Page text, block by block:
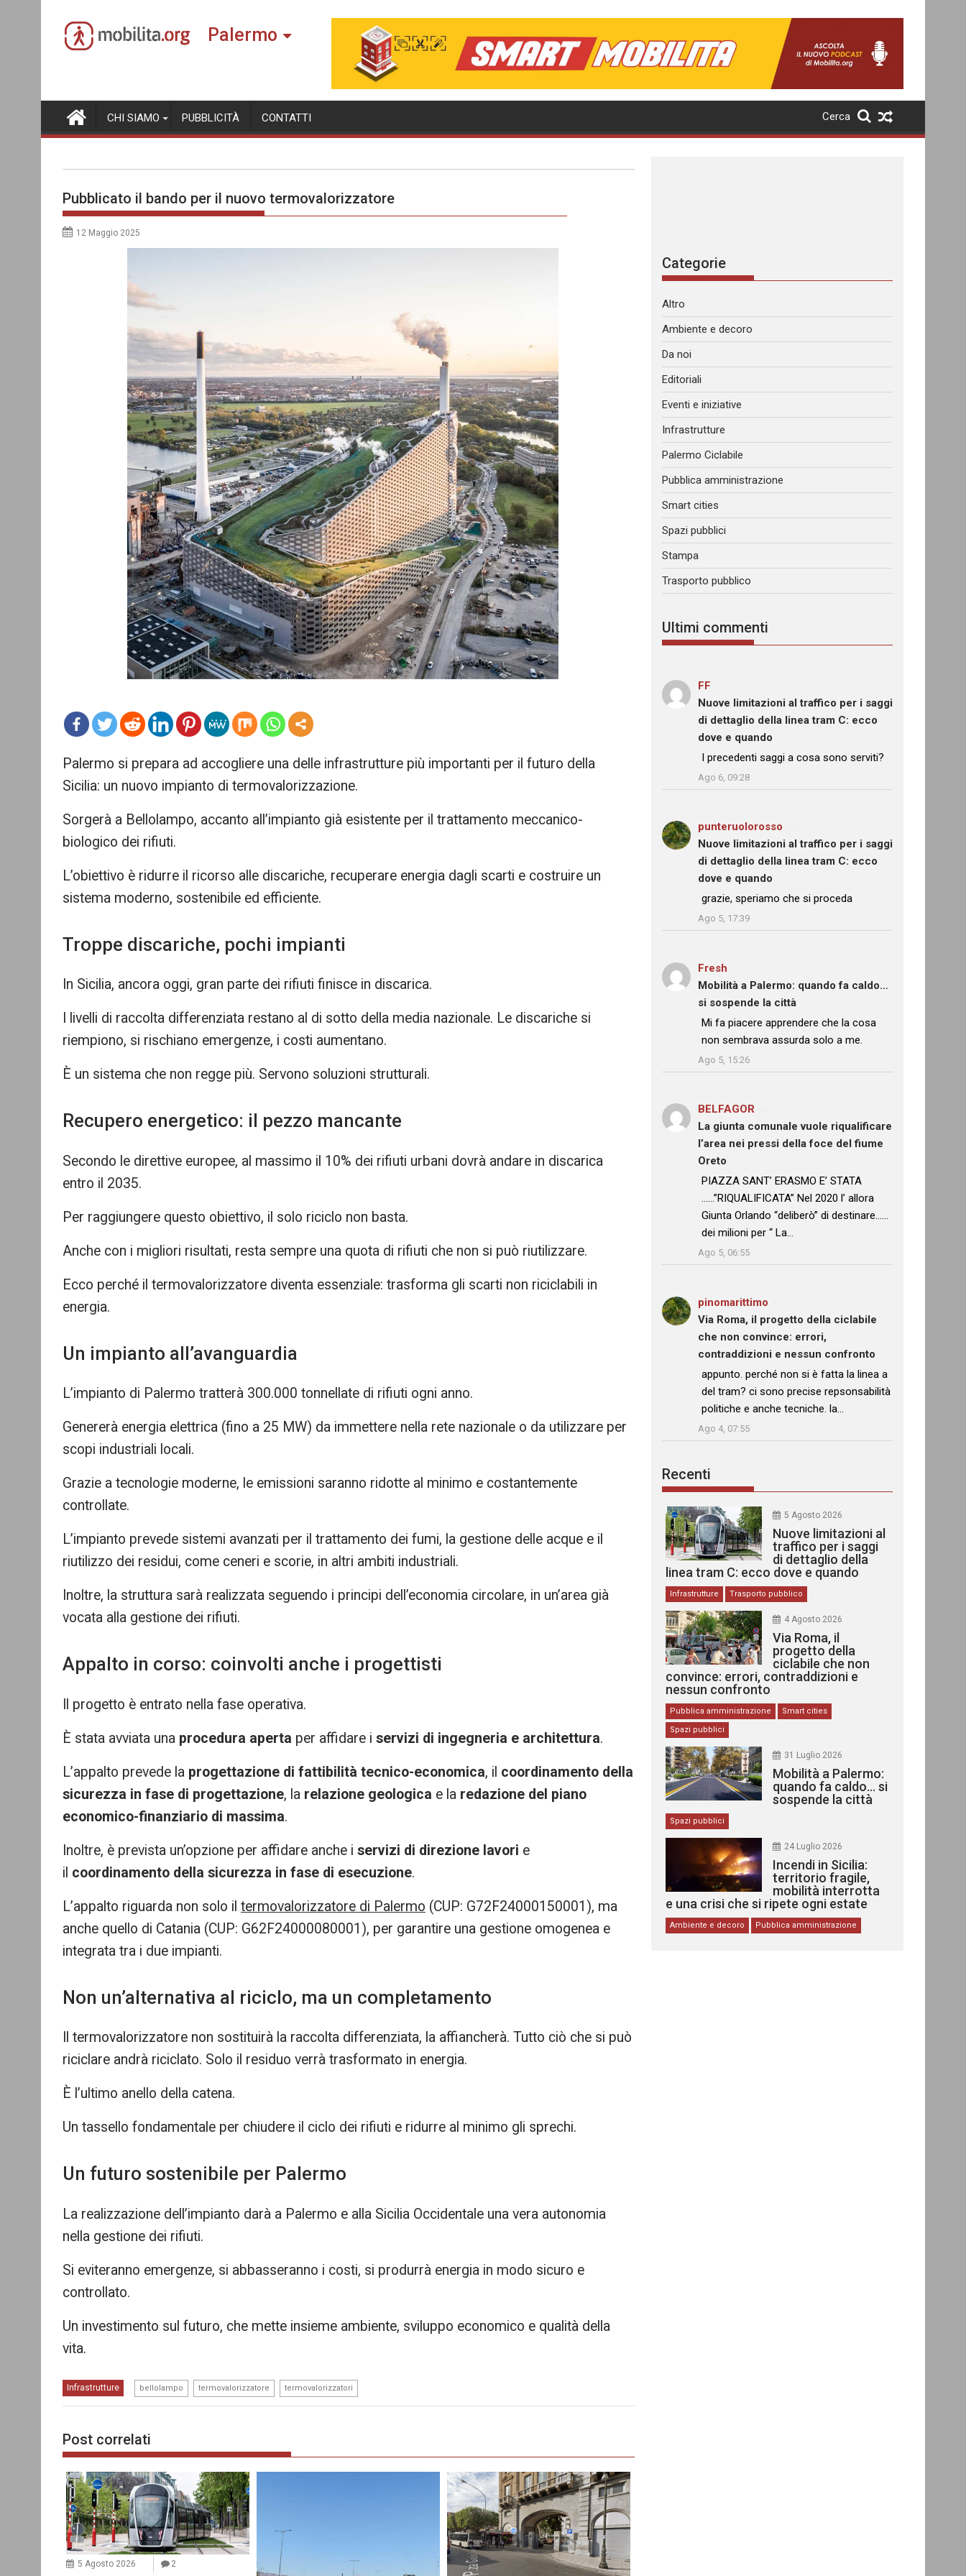
content
Palermo
CHI SIAMO PUBBLICITÀ CONTATTI Cerca
Pubblicato il bando per il nuovo termovalorizzatore
12 Maggio 2025
re
Palermo si prepara ad accogliere una delle infrastrutture più importanti per il futuro della
Sicilia: un nuovo impianto di termovalorizzazione.
Sorgerà a Bellolampo, accanto all’impianto già esistente per il trattamento meccanico-
biologico dei rifiuti.
L’obiettivo è ridurre il ricorso alle discariche, recuperare energia dagli scarti e costruire un
sistema moderno, sostenibile ed efficiente.
Troppe discariche, pochi impianti
In Sicilia, ancora oggi, gran parte dei rifiuti finisce in discarica.
I livelli di raccolta differenziata restano al di sotto della media nazionale. Le discariche si
riempiono, si rischiano emergenze, i costi aumentano.
È un sistema che non regge più. Servono soluzioni strutturali.
Recupero energetico: il pezzo mancante
Secondo le direttive europee, al massimo il 10% dei rifiuti urbani dovrà andare in discarica
entro il 2035.
Per raggiungere questo obiettivo, il solo riciclo non basta.
Anche con i migliori risultati, resta sempre una quota di rifiuti che non si può riutilizzare.
Ecco perché il termovalorizzatore diventa essenziale: trasforma gli scarti non riciclabili in
energia.
Un impianto all’avanguardia
L’impianto di Palermo tratterà 300.000 tonnellate di rifiuti ogni anno.
Genererà energia elettrica (fino a 25 MW) da immettere nella rete nazionale o da utilizzare per
scopi industriali locali.
Grazie a tecnologie moderne, le emissioni saranno ridotte al minimo e costantemente
controllate.
L’impianto prevede sistemi avanzati per il trattamento dei fumi, la gestione delle acque e il
riutilizzo dei residui, come ceneri e scorie, in altri ambiti industriali.
Inoltre, la struttura sarà realizzata seguendo i principi dell’economia circolare, in un’area già
vocata alla gestione dei rifiuti.
Appalto in corso: coinvolti anche i progettisti
Il progetto è entrato nella fase operativa.
È stata avviata una procedura aperta per affidare i servizi di ingegneria e architettura.
L’appalto prevede la progettazione di fattibilità tecnico-economica, il coordinamento della
sicurezza in fase di progettazione, la relazione geologica e la redazione del piano
economico-finanziario di massima.
Inoltre, è prevista un’opzione per affidare anche i servizi di direzione lavori e
il coordinamento della sicurezza in fase di esecuzione.
L’appalto riguarda non solo il termovalorizzatore di Palermo (CUP: G72F24000150001), ma
anche quello di Catania (CUP: G62F24000080001), per garantire una gestione omogenea e
integrata tra i due impianti.
Non un’alternativa al riciclo, ma un completamento
Il termovalorizzatore non sostituirà la raccolta differenziata, la affiancherà. Tutto ciò che si può
riciclare andrà riciclato. Solo il residuo verrà trasformato in energia.
È l’ultimo anello della catena.
Un tassello fondamentale per chiudere il ciclo dei rifiuti e ridurre al minimo gli sprechi.
Un futuro sostenibile per Palermo
La realizzazione dell’impianto darà a Palermo e alla Sicilia Occidentale una vera autonomia
nella gestione dei rifiuti.
Si eviteranno emergenze, si abbasseranno i costi, si produrrà energia in modo sicuro e
controllato.
Un investimento sul futuro, che mette insieme ambiente, sviluppo economico e qualità della
vita.
Infrastrutture bellolampo termovalorizzatore termovalorizzatori
Post correlati
5 Agosto 2026 2
Categorie
Altro
Ambiente e decoro
Da noi
Editoriali
Eventi e iniziative
Infrastrutture
Palermo Ciclabile
Pubblica amministrazione
Smart cities
Spazi pubblici
Stampa
Trasporto pubblico
Ultimi commenti
FF
Nuove limitazioni al traffico per i saggi
di dettaglio della linea tram C: ecco
dove e quando
: “I precedenti saggi a cosa sono serviti?
Ago 6, 09:28
punteruolorosso
Nuove limitazioni al traffico per i saggi
di dettaglio della linea tram C: ecco
dove e quando
: “
grazie, speriamo che si proceda
Ago 5, 17:39
Fresh
Mobilità a Palermo: quando fa caldo…
si sospende la città
: “
Mi fa piacere apprendere che la cosa
non sembrava assurda solo a me.
Ago 5, 15:26
BELFAGOR
La giunta comunale vuole riqualificare
l’area nei pressi della foce del fiume
Oreto
: “
PIAZZA SANT’ ERASMO E’ STATA
……”RIQUALIFICATA” Nel 2020 l’ allora
Giunta Orlando “deliberò” di destinare……
dei milioni per “ La…
Ago 5, 06:55
pinomarittimo
Via Roma, il progetto della ciclabile
che non convince: errori,
contraddizioni e nessun confronto
: “
appunto. perché non si è fatta la linea a
del tram? ci sono precise repsonsabilità
politiche e anche tecniche. la…
Ago 4, 07:55
Recenti
5 Agosto 2026
Nuove limitazioni al
traffico per i saggi
di dettaglio della
linea tram C: ecco dove e quando
Infrastrutture Trasporto pubblico
4 Agosto 2026
Via Roma, il
progetto della
ciclabile che non
convince: errori, contraddizioni e
nessun confronto
Pubblica amministrazione
Smart cities
Spazi pubblici
31 Luglio 2026
Mobilità a Palermo:
quando fa caldo… si
sospende la città
Spazi pubblici
24 Luglio 2026
Incendi in Sicilia:
territorio fragile,
mobilità interrotta
e una crisi che si ripete ogni estate
Ambiente e decoro Pubblica amministrazione